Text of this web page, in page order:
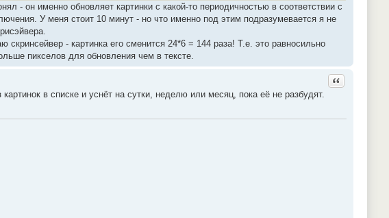
- он именно обновляет картинки с какой-то периодичностью в соответствии с
У меня стоит 10 минут - но что именно под этим подразумевается я не
- картинка его сменится 24*6 = 144 раза! Т.е. это равносильно
пикселов для обновления чем в тексте.
Ответить с
в списке и уснёт на сутки, неделю или месяц, пока её не разбудят.